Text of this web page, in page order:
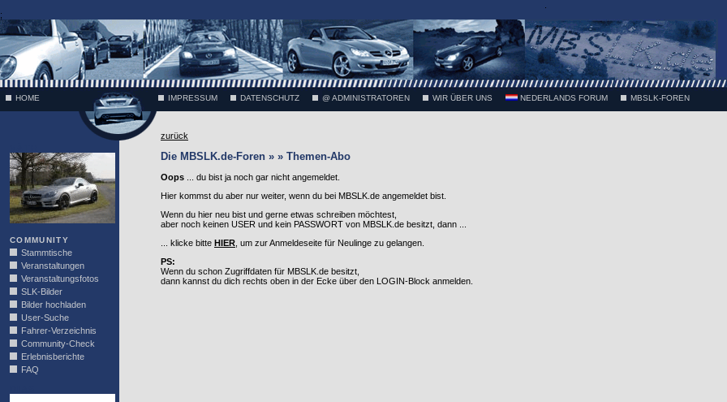
;
HOME IMPRESSUM DATENSCHUTZ @ ADMINISTRATOREN WIR ÜBER UNS NEDERLANDS FORUM MBSLK-FOREN
COMMUNITY
Stammtische
Veranstaltungen
Veranstaltungsfotos
SLK-Bilder
Bilder hochladen
User-Suche
Fahrer-Verzeichnis
Community-Check
Erlebnisberichte
FAQ
zurück
Die MBSLK.de-Foren » » Themen-Abo
Oops ... du bist ja noch gar nicht angemeldet.
Hier kommst du aber nur weiter, wenn du bei MBSLK.de angemeldet bist.
Wenn du hier neu bist und gerne etwas schreiben möchtest,
aber noch keinen USER und kein PASSWORT von MBSLK.de besitzt, dann ...
... klicke bitte HIER , um zur Anmeldeseite für Neulinge zu gelangen.
PS:
Wenn du schon Zugriffdaten für MBSLK.de besitzt,
dann kannst du dich rechts oben in der Ecke über den LOGIN-Block anmelden.